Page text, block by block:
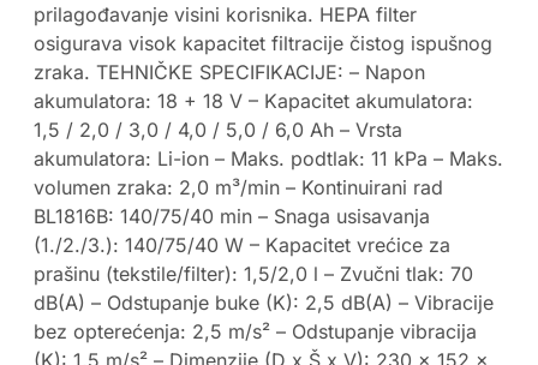
prilagođavanje visini korisnika. HEPA filter
osigurava visok kapacitet filtracije čistog ispušnog
zraka. TEHNIČKE SPECIFIKACIJE: – Napon
akumulatora: 18 + 18 V – Kapacitet akumulatora:
1,5 / 2,0 / 3,0 / 4,0 / 5,0 / 6,0 Ah – Vrsta
akumulatora: Li-ion – Maks. podtlak: 11 kPa – Maks.
volumen zraka: 2,0 m³/min – Kontinuirani rad
BL1816B: 140/75/40 min – Snaga usisavanja
(1./2./3.): 140/75/40 W – Kapacitet vrećice za
prašinu (tekstile/filter): 1,5/2,0 l – Zvučni tlak: 70
dB(A) – Odstupanje buke (K): 2,5 dB(A) – Vibracije
bez opterećenja: 2,5 m/s² – Odstupanje vibracija